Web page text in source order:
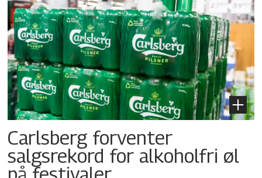
Carlsberg forventer
salgsrekord for alkoholfri øl